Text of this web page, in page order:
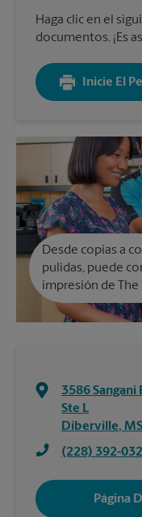
Haga clic en el
documentos. ¡Es
Inicie El
Desde copias a
pulidas, puede
impresión de The
3586 Sangani
Ste L
Diberville, MS
(228) 392-
Página